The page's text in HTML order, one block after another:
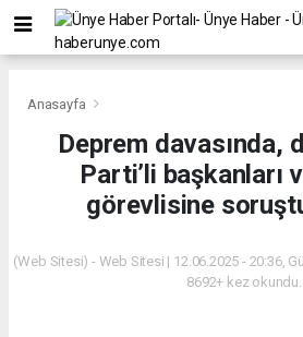
Anasayfa
Deprem davasında,
Parti’li başkanları
görevlisine
(Web Sitesi) - Web Sitesi | 12.06.2025 - 20:36,
8692+ kez okundu.